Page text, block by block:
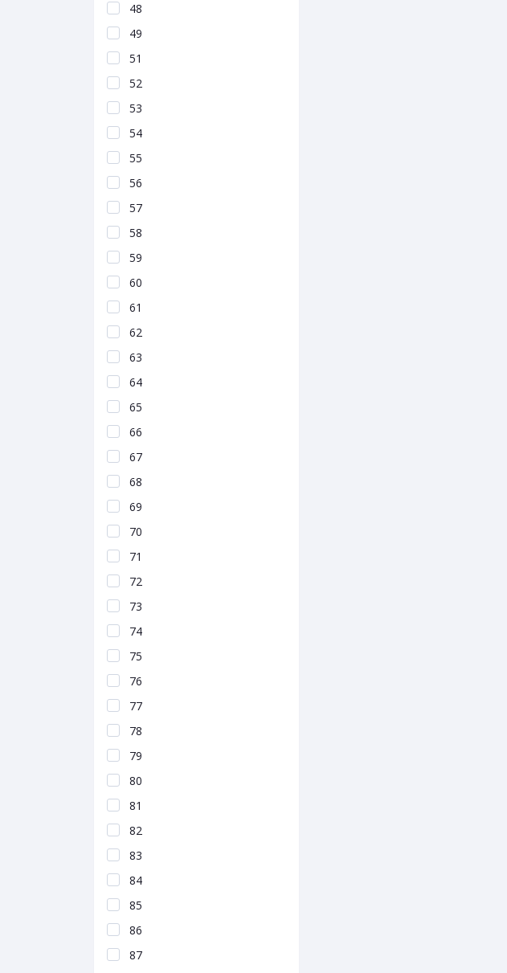
48
49
51
52
53
54
55
56
57
58
59
60
61
62
63
64
65
66
67
68
69
70
71
72
73
74
75
76
77
78
79
80
81
82
83
84
85
86
87